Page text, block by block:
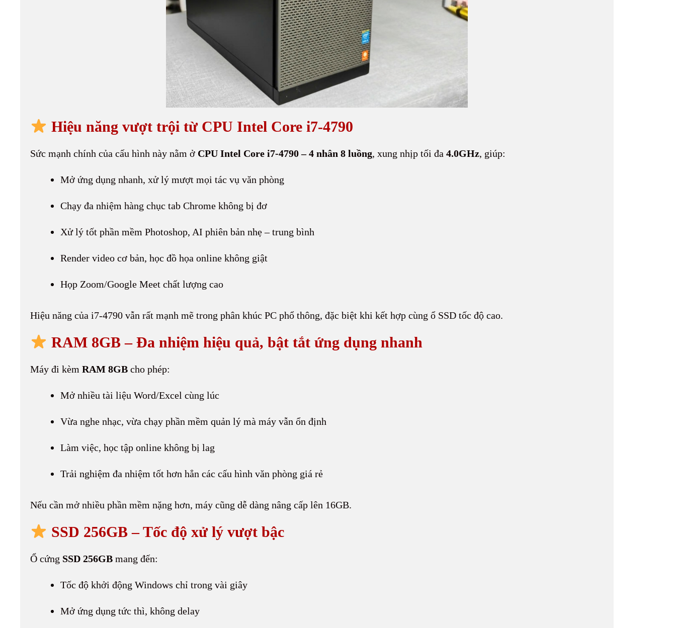
Hiệu năng vượt trội từ CPU Intel Core i7-4790
Sức mạnh chính của cấu hình này nằm ở CPU Intel Core i7-4790 – 4 nhân 8 luồng, xung nhịp tối đa 4.0GHz, giúp:
Mở ứng dụng nhanh, xử lý mượt mọi tác vụ văn phòng
Chạy đa nhiệm hàng chục tab Chrome không bị đơ
Xử lý tốt phần mềm Photoshop, AI phiên bản nhẹ – trung bình
Render video cơ bản, học đồ họa online không giật
Họp Zoom/Google Meet chất lượng cao
Hiệu năng của i7-4790 vẫn rất mạnh mẽ trong phân khúc PC phổ thông, đặc biệt khi kết hợp cùng ổ SSD tốc độ cao.
RAM 8GB – Đa nhiệm hiệu quả, bật tắt ứng dụng nhanh
Máy đi kèm RAM 8GB cho phép:
Mở nhiều tài liệu Word/Excel cùng lúc
Vừa nghe nhạc, vừa chạy phần mềm quản lý mà máy vẫn ổn định
Làm việc, học tập online không bị lag
Trải nghiệm đa nhiệm tốt hơn hẳn các cấu hình văn phòng giá rẻ
Nếu cần mở nhiều phần mềm nặng hơn, máy cũng dễ dàng nâng cấp lên 16GB.
SSD 256GB – Tốc độ xử lý vượt bậc
Ổ cứng SSD 256GB mang đến:
Tốc độ khởi động Windows chỉ trong vài giây
Mở ứng dụng tức thì, không delay